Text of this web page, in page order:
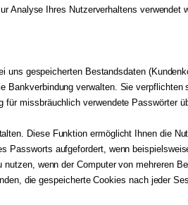
Analyse Ihres Nutzerverhaltens verwendet
gespeicherten Bestandsdaten
Bankverbindung verwalten. Sie verpflichten
missbräuchlich verwendete Passwörter
Diese Funktion ermöglicht Ihnen die
Passworts aufgefordert, wenn
wenn der Computer von mehreren
die gespeicherte Cookies nach jeder